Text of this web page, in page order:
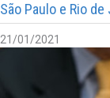
São Paulo e Rio
21/01/2021